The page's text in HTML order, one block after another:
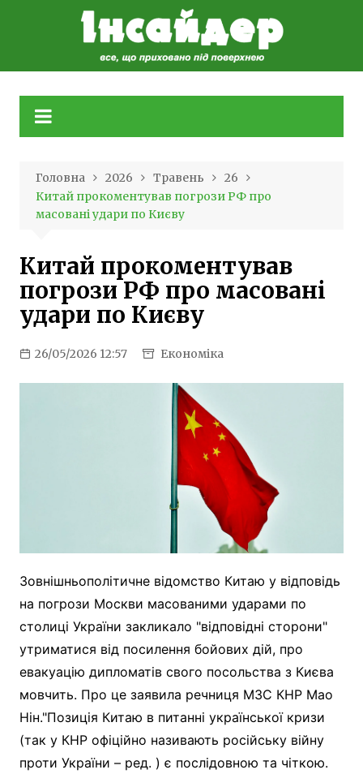
Головна 2026 Травень
26
Китай прокоментував погрози РФ про
масовані удари по Києву
Китай прокоментував
погрози РФ про масовані
удари по Києву
26/05/2026 12:57 Економіка
Зовнішньополітичне відомство Китаю у відповідь
на погрози Москви масованими ударами по
столиці України закликало "відповідні сторони"
утриматися від посилення бойових дій, про
евакуацію дипломатів свого посольства з Києва
мовчить. Про це заявила речниця МЗС КНР Мао
Нін."Позиція Китаю в питанні української кризи
(так у КНР офіційно називають російську війну
проти України – ред. ) є послідовною та чіткою.